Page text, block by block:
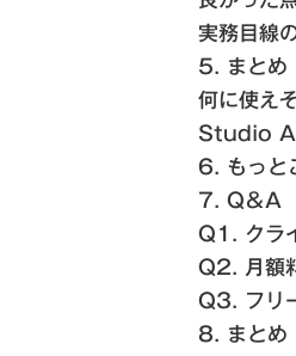
実務目線
5. まと
何に使え
Studio
6. もっと
7. Q＆A
Q1. クラ
Q2. 月額
Q3. フリ
8. まとめ